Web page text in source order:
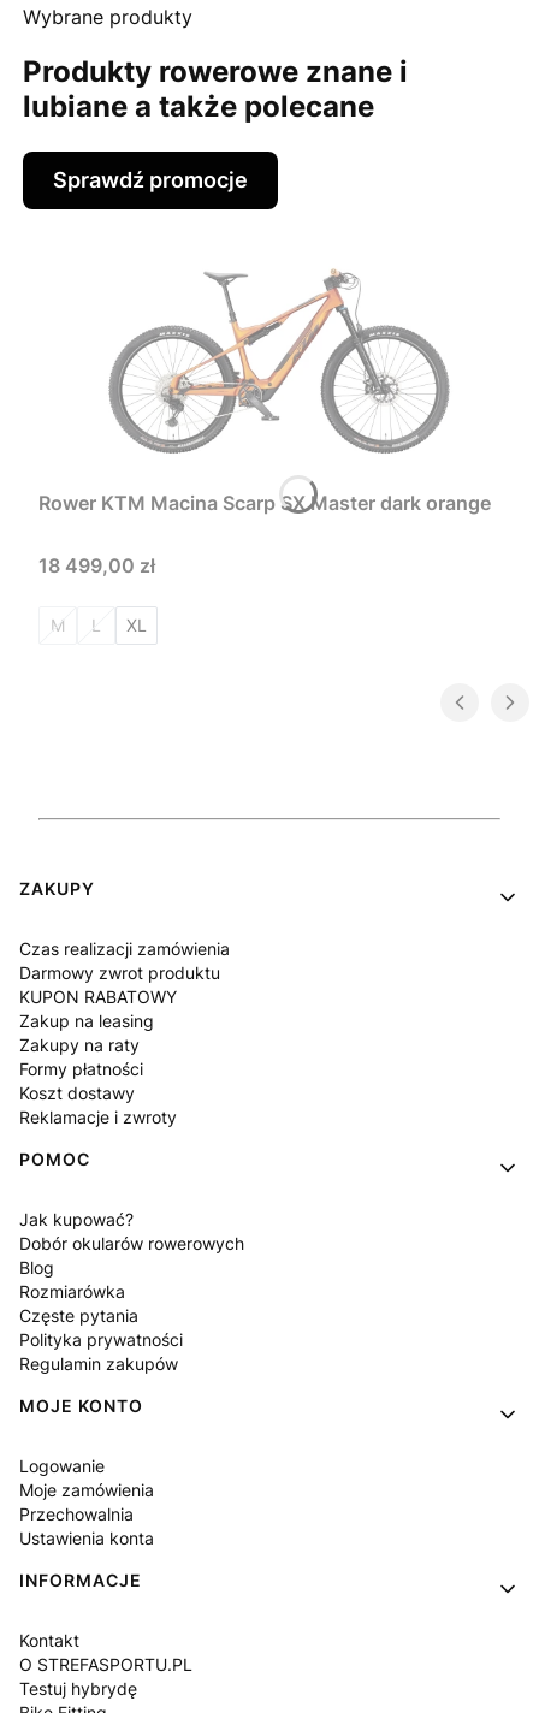
Wybrane produkty
Produkty rowerowe znane i
lubiane a także polecane
Sprawdź promocje
Rower KTM Macina Scarp SX Master dark orange
Cena
18 499,00 zł
M L XL
Linki w stopce
ZAKUPY
Czas realizacji zamówienia
Darmowy zwrot produktu
KUPON RABATOWY
Zakup na leasing
Zakupy na raty
Formy płatności
Koszt dostawy
Reklamacje i zwroty
POMOC
Jak kupować?
Dobór okularów rowerowych
Blog
Rozmiarówka
Częste pytania
Polityka prywatności
Regulamin zakupów
MOJE KONTO
Logowanie
Moje zamówienia
Przechowalnia
Ustawienia konta
INFORMACJE
Kontakt
O STREFASPORTU.PL
Testuj hybrydę